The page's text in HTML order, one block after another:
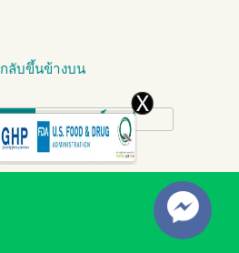
กลับขึ้นข้างบน
เดสก์ทอป